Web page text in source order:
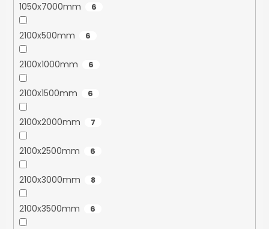
1050x7000mm 6
2100x500mm 6
2100x1000mm 6
2100x1500mm 6
2100x2000mm 7
2100x2500mm 6
2100x3000mm 8
2100x3500mm 6